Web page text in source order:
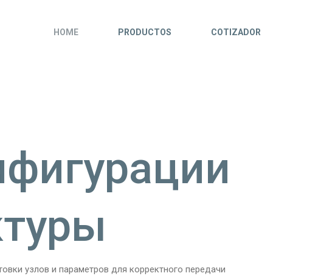
HOME PRODUCTOS COTIZADOR
узлов и параметров для корректного передачи